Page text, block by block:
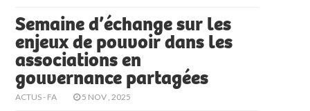
Semaine d’échange sur les
enjeux de pouvoir dans les
associations en
gouvernance partagées
ACTUS - FA 5 NOV , 2025